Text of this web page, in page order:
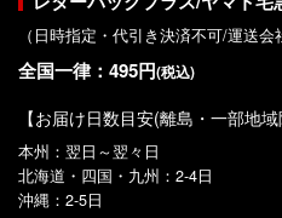
（日時指定・代引き決済不可/運送会
全国一律：495円(税込)
【お届け日数目安(離島・一部地域
本州：翌日～翌々日
北海道・四国・九州：2-4日
沖縄：2-5日